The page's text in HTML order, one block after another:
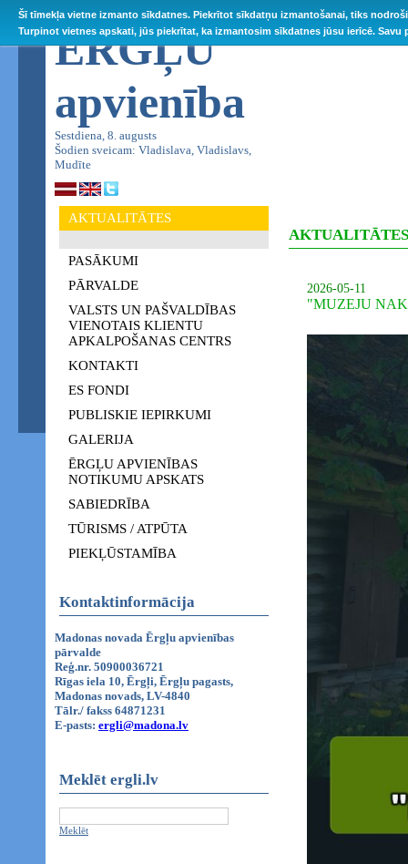
Šī tīmekļa vietne izmanto sīkdatnes. Piekrītot sīkdatņu izmantošanai, tiks
Turpinot vietnes apskati, jūs piekrītat, ka izmantosim sīkdatnes jūsu ierīcē.
ĒRGĻU
apvienība
Sestdiena, 8. augusts
Šodien sveicam: Vladislava, Vladislavs,
Mudīte
AKTUALITĀTES
PASĀKUMI
PĀRVALDE
VALSTS UN PAŠVALDĪBAS
VIENOTAIS KLIENTU
APKALPOŠANAS CENTRS
KONTAKTI
ES FONDI
PUBLISKIE IEPIRKUMI
GALERIJA
ĒRGĻU APVIENĪBAS
NOTIKUMU APSKATS
SABIEDRĪBA
TŪRISMS / ATPŪTA
PIEKĻŪSTAMĪBA
Kontaktinformācija
Madonas novada Ērgļu apvienības
pārvalde
Reģ.nr. 50900036721
Rīgas iela 10, Ērgļi, Ērgļu pagasts,
Madonas novads, LV-4840
Tālr./ fakss 64871231
E-pasts: ergli@madona.lv
Meklēt ergli.lv
Meklēt
AKTUALITĀTES
2026-05-11
"MUZEJU